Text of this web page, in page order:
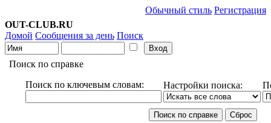
Обычный стиль Регистрация
OUT-CLUB.RU
Домой Сообщения за день Поиск
Поиск по справке
Поиск по ключевым словам:
Настройки поиска: